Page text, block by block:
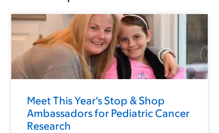
Meet This Year's Stop & Shop
Ambassadors for Pediatric Cancer
Research